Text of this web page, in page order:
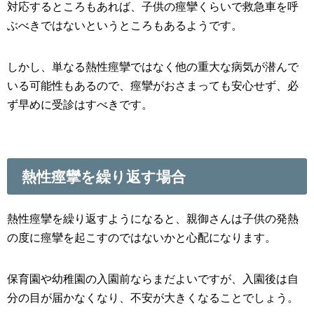
対応するところもあれば、子供の痙攣くらいで救急車を呼
ぶべきではないというところもあるようです。
しかし、単なる熱性痙攣ではなく他の重大な病気が潜んで
いる可能性もあるので、痙攣がおさまっても安心せず、必
ず早めに受診はすべきです。
熱性痙攣を繰り返す場合
熱性痙攣を繰り返すようになると、親御さんは子供の発熱
の度に痙攣を起こすのではないかと心配になります。
保育園や幼稚園の入園前ならまだよいですが、入園後は自
分の目が届かなくなり、不安が大きくなることでしょう。